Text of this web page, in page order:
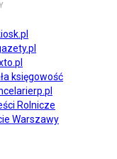
księgowość
Rolnicze
Warszawy